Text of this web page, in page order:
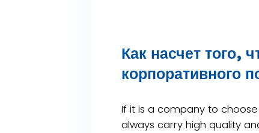
Как насчет того,
корпоративного
If it is a company to choose
always carry high quality